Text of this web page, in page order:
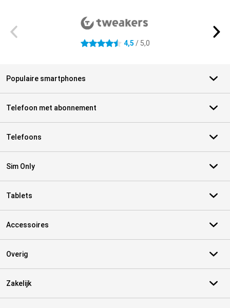
4.5 sterren 4,5 / 5,0
Populaire smartphones
Telefoon met abonnement
Telefoons
Sim Only
Tablets
Accessoires
Overig
Zakelijk